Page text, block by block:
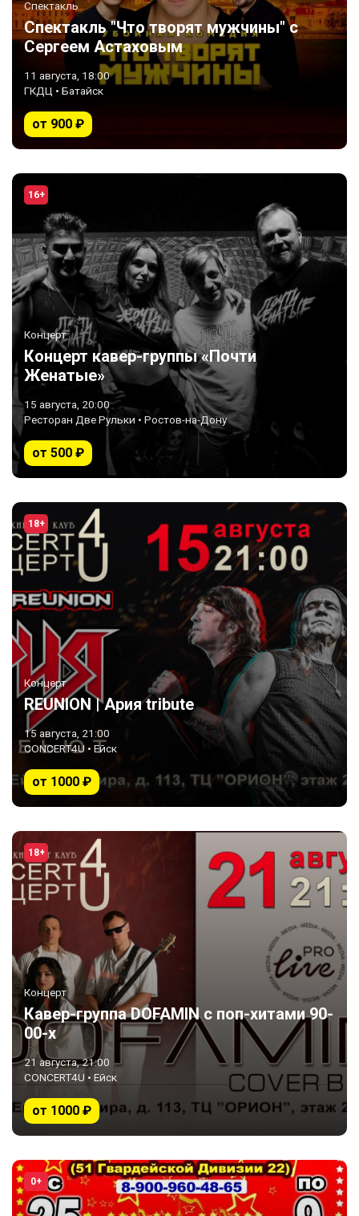
Спектакль
Спектакль "Что творят мужчины" с
Сергеем Астаховым
11 августа, 18:00
ГКДЦ • Батайск
от 900 ₽
16+
Концерт
Концерт кавер-группы «Почти
Женатые»
15 августа, 20:00
Ресторан Две Рульки • Ростов-на-Дону
от 500 ₽
18+
Концерт
REUNION | Ария tribute
15 августа, 21:00
CONCERT4U • Ейск
от 1000 ₽
18+
Концерт
Кавер-группа DOFAMIN с поп-хитами 90-
00-х
21 августа, 21:00
CONCERT4U • Ейск
от 1000 ₽
0+